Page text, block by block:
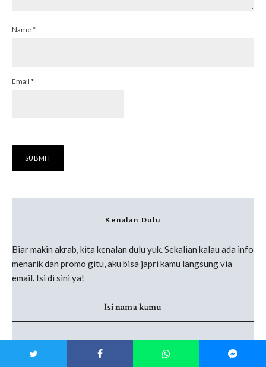
Name*
Email *
Kenalan Dulu
Biar makin akrab, kita kenalan dulu yuk. Sekalian kalau ada info
menarik dan promo gitu, aku bisa japri kamu langsung via
email. Isi di sini ya!